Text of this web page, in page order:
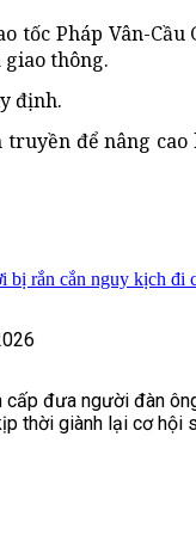
tốc Pháp Vân-Cầu
thông.
định.
để nâng cao
bị rắn cắn nguy kịch đi
cấp đưa người đàn
thời giành lại cơ hội